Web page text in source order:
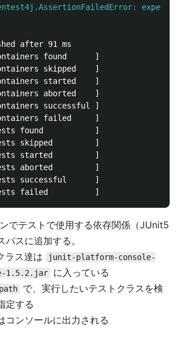
after 91 ms
found      ]
skipped    ]
started    ]
aborted    ]
successful ]
failed     ]
found           ]
skipped         ]
started         ]
aborted         ]
successful      ]
でテストで使用する依存関係（JUnit5
パスに追加する。
ラス達は
junit-platform-console-
1.5.2.jar
に入っている
で、実行したいテストクラスを検
定する
コンソールに出力される